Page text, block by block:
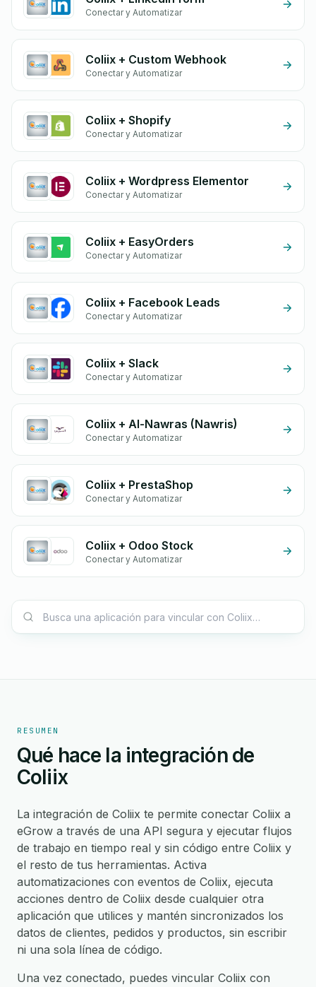
Conectar y Automatizar
Coliix + Custom Webhook
Conectar y Automatizar
Coliix + Shopify
Conectar y Automatizar
Coliix + Wordpress Elementor
Conectar y Automatizar
Coliix + EasyOrders
Conectar y Automatizar
Coliix + Facebook Leads
Conectar y Automatizar
Coliix + Slack
Conectar y Automatizar
Coliix + Al-Nawras (Nawris)
Conectar y Automatizar
Coliix + PrestaShop
Conectar y Automatizar
Coliix + Odoo Stock
Conectar y Automatizar
RESUMEN
Qué hace la integración de
Coliix
La integración de Coliix te permite conectar Coliix a
eGrow a través de una API segura y ejecutar flujos
de trabajo en tiempo real y sin código entre Coliix y
el resto de tus herramientas. Activa
automatizaciones con eventos de Coliix, ejecuta
acciones dentro de Coliix desde cualquier otra
aplicación que utilices y mantén sincronizados los
datos de clientes, pedidos y productos, sin escribir
ni una sola línea de código.
Una vez conectado, puedes vincular Coliix con